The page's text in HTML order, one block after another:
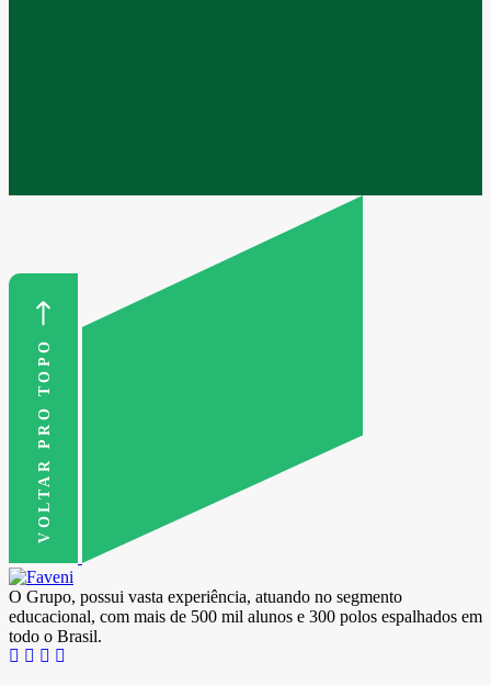
VOLTAR PRO TOPO
O Grupo, possui vasta experiência, atuando no segmento
educacional, com mais de 500 mil alunos e 300 polos espalhados em
todo o Brasil.